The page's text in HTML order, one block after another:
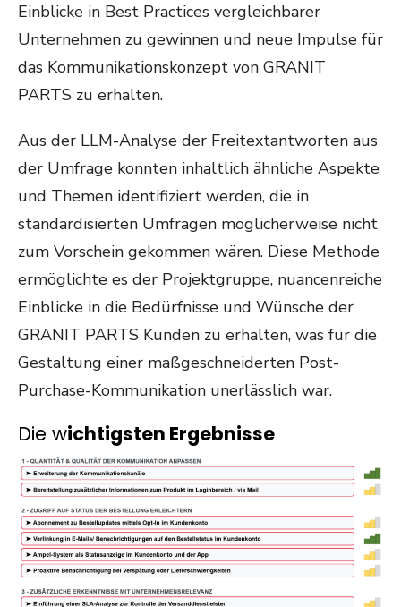
Einblicke in Best Practices vergleichbarer
Unternehmen zu gewinnen und neue Impulse für
das Kommunikationskonzept von GRANIT
PARTS zu erhalten.
Aus der LLM-Analyse der Freitextantworten aus
der Umfrage konnten inhaltlich ähnliche Aspekte
und Themen identifiziert werden, die in
standardisierten Umfragen möglicherweise nicht
zum Vorschein gekommen wären. Diese Methode
ermöglichte es der Projektgruppe, nuancenreiche
Einblicke in die Bedürfnisse und Wünsche der
GRANIT PARTS Kunden zu erhalten, was für die
Gestaltung einer maßgeschneiderten Post-
Purchase-Kommunikation unerlässlich war.
Die wichtigsten Ergebnisse